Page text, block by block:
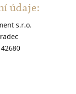
údaje:
s.r.o.